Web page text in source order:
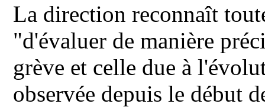
La direction reconnaît
"d'évaluer de manière
grève et celle due à
observée depuis le début